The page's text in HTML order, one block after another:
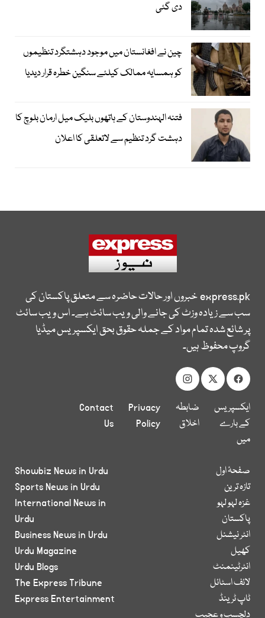
دی گئی
چین نے افغانستان میں موجود دہشتگرد تنظیموں
کو ہمسایہ ممالک کیلئے سنگین خطرہ قرار دیدیا
فتنہ الہندوستان کے ہاتھوں بلیک میل ارمان بلوچ کا
دہشت گرد تنظیم سے لاتعلقی کا اعلان
express.pkخبروں اور حالات حاضرہ سے متعلق پاکستان کی
سب سے زیادہ وزٹ کی جانے والی ویب سائٹ ہے۔ اس ویب سائٹ
پر شائع شدہ تمام مواد کے جملہ حقوق بحق ایکسپریس میڈیا
گروپ محفوظ ہیں۔
ایکسپریس
کے بارے
میں
ضابطہ
اخلاق
Privacy
Policy
Contact
Us
صفحۂ اول
تازہ ترین
غزہ لہو لہو
پاکستان
انٹر نیشنل
کھیل
انٹرٹینمنٹ
لائف اسٹائل
ٹاپ ٹرینڈ
دلچسپ و عجیب
Showbiz News in Urdu
Sports News in Urdu
International News in
Urdu
Business News in Urdu
Urdu Magazine
Urdu Blogs
The Express Tribune
Express Entertainment